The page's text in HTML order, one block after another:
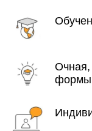
Очная,
формы